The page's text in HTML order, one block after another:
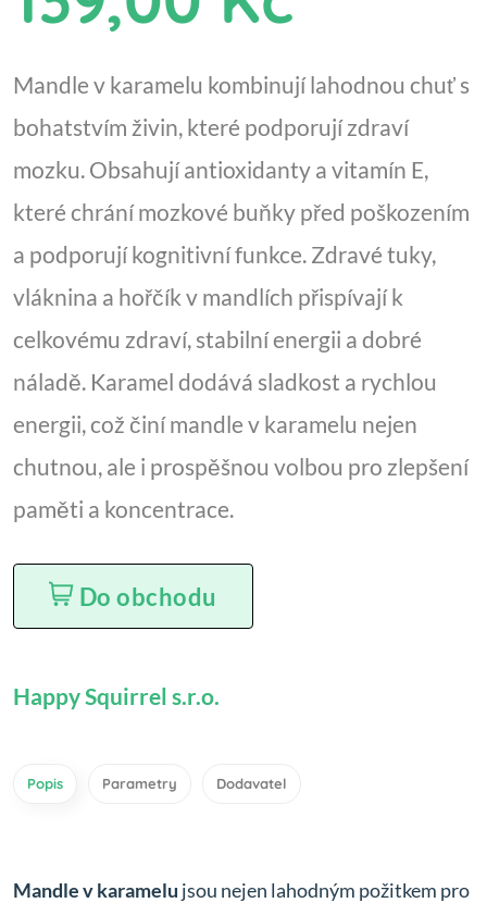
Mandle v karamelu kombinují lahodnou chuť s
bohatstvím živin, které podporují zdraví
mozku. Obsahují antioxidanty a vitamín E,
které chrání mozkové buňky před poškozením
a podporují kognitivní funkce. Zdravé tuky,
vláknina a hořčík v mandlích přispívají k
celkovému zdraví, stabilní energii a dobré
náladě. Karamel dodává sladkost a rychlou
energii, což činí mandle v karamelu nejen
chutnou, ale i prospěšnou volbou pro zlepšení
paměti a koncentrace.
Do obchodu
Happy Squirrel s.r.o.
Popis Parametry Dodavatel
Mandle v karamelu jsou nejen lahodným požitkem pro